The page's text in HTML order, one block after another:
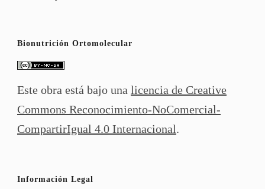
Bionutrición Ortomolecular
Este obra está bajo una licencia de Creative
Commons Reconocimiento-NoComercial-
CompartirIgual 4.0 Internacional.
Información Legal